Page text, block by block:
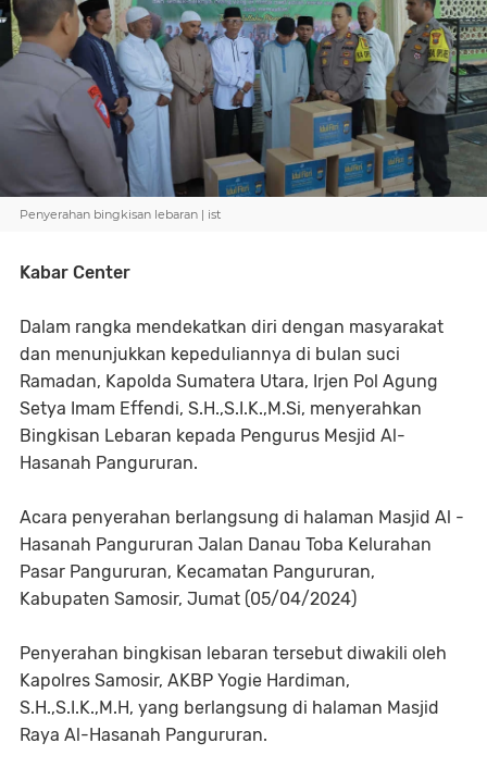
Penyerahan bingkisan lebaran | ist
Kabar Center
Dalam rangka mendekatkan diri dengan masyarakat
dan menunjukkan kepeduliannya di bulan suci
Ramadan, Kapolda Sumatera Utara, Irjen Pol Agung
Setya Imam Effendi, S.H.,S.I.K.,M.Si, menyerahkan
Bingkisan Lebaran kepada Pengurus Mesjid Al-
Hasanah Pangururan.
Acara penyerahan berlangsung di halaman Masjid Al -
Hasanah Pangururan Jalan Danau Toba Kelurahan
Pasar Pangururan, Kecamatan Pangururan,
Kabupaten Samosir, Jumat (05/04/2024)
Penyerahan bingkisan lebaran tersebut diwakili oleh
Kapolres Samosir, AKBP Yogie Hardiman,
S.H.,S.I.K.,M.H, yang berlangsung di halaman Masjid
Raya Al-Hasanah Pangururan.